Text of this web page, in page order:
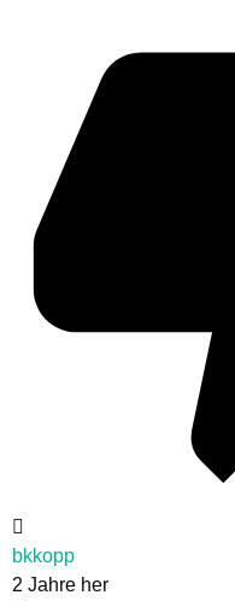
bkkopp
2 Jahre her